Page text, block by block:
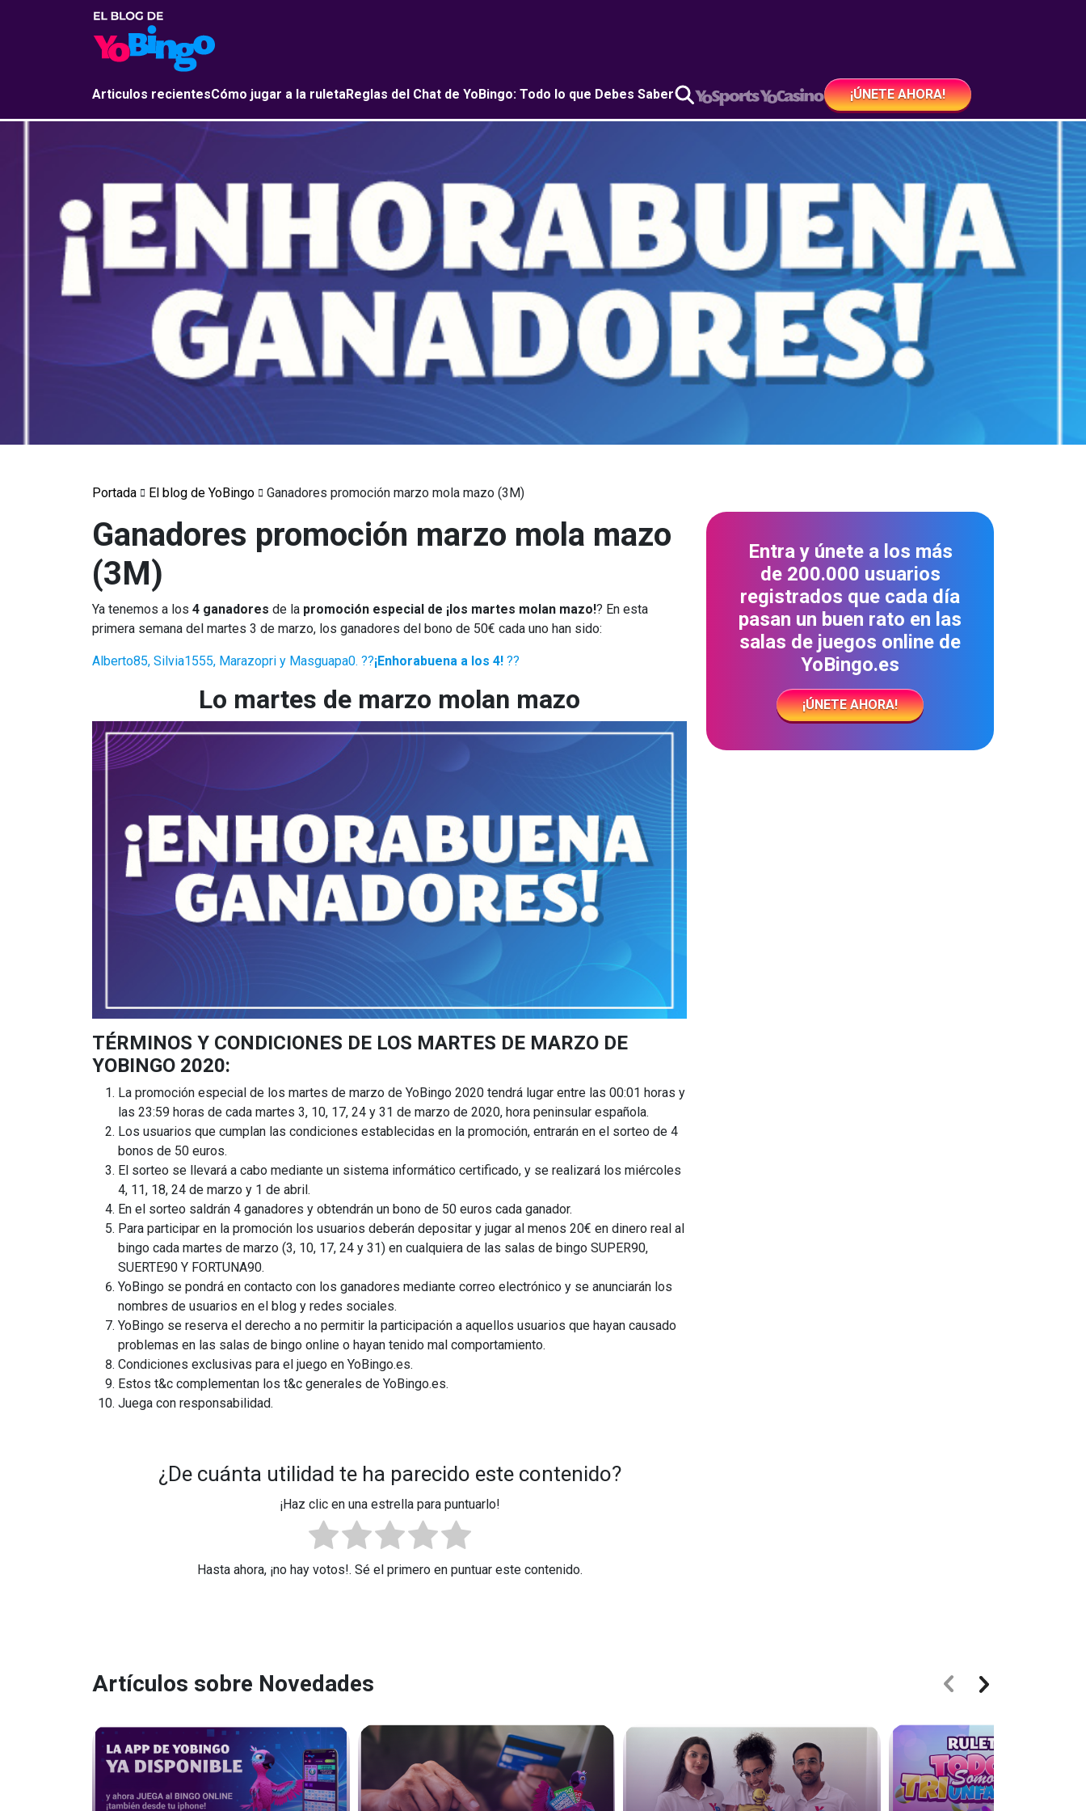
Articulos recientesCómo jugar a la ruletaReglas del Chat de YoBingo: Todo lo que Debes Saber ¡ÚNETE AHORA!
Portada El blog de YoBingo Ganadores promoción marzo mola mazo (3M)
Ganadores promoción marzo mola mazo
(3M)
Ya tenemos a los 4 ganadores de la promoción especial de ¡los martes molan mazo!? En esta
primera semana del martes 3 de marzo, los ganadores del bono de 50€ cada uno han sido:
Alberto85, Silvia1555, Marazopri y Masguapa0. ??¡Enhorabuena a los 4! ??
Lo martes de marzo molan mazo
TÉRMINOS Y CONDICIONES DE LOS MARTES DE MARZO DE
YOBINGO 2020:
La promoción especial de los martes de marzo de YoBingo 2020 tendrá lugar entre las 00:01 horas y
las 23:59 horas de cada martes 3, 10, 17, 24 y 31 de marzo de 2020, hora peninsular española.
Los usuarios que cumplan las condiciones establecidas en la promoción, entrarán en el sorteo de 4
bonos de 50 euros.
El sorteo se llevará a cabo mediante un sistema informático certificado, y se realizará los miércoles
4, 11, 18, 24 de marzo y 1 de abril.
En el sorteo saldrán 4 ganadores y obtendrán un bono de 50 euros cada ganador.
Para participar en la promoción los usuarios deberán depositar y jugar al menos 20€ en dinero real al
bingo cada martes de marzo (3, 10, 17, 24 y 31) en cualquiera de las salas de bingo SUPER90,
SUERTE90 Y FORTUNA90.
YoBingo se pondrá en contacto con los ganadores mediante correo electrónico y se anunciarán los
nombres de usuarios en el blog y redes sociales.
YoBingo se reserva el derecho a no permitir la participación a aquellos usuarios que hayan causado
problemas en las salas de bingo online o hayan tenido mal comportamiento.
Condiciones exclusivas para el juego en YoBingo.es.
Estos t&c complementan los t&c generales de YoBingo.es.
Juega con responsabilidad.
¿De cuánta utilidad te ha parecido este contenido?
¡Haz clic en una estrella para puntuarlo!
Hasta ahora, ¡no hay votos!. Sé el primero en puntuar este contenido.
Entra y únete a los más
de 200.000 usuarios
registrados que cada día
pasan un buen rato en las
salas de juegos online de
YoBingo.es
¡ÚNETE AHORA!
Artículos sobre Novedades